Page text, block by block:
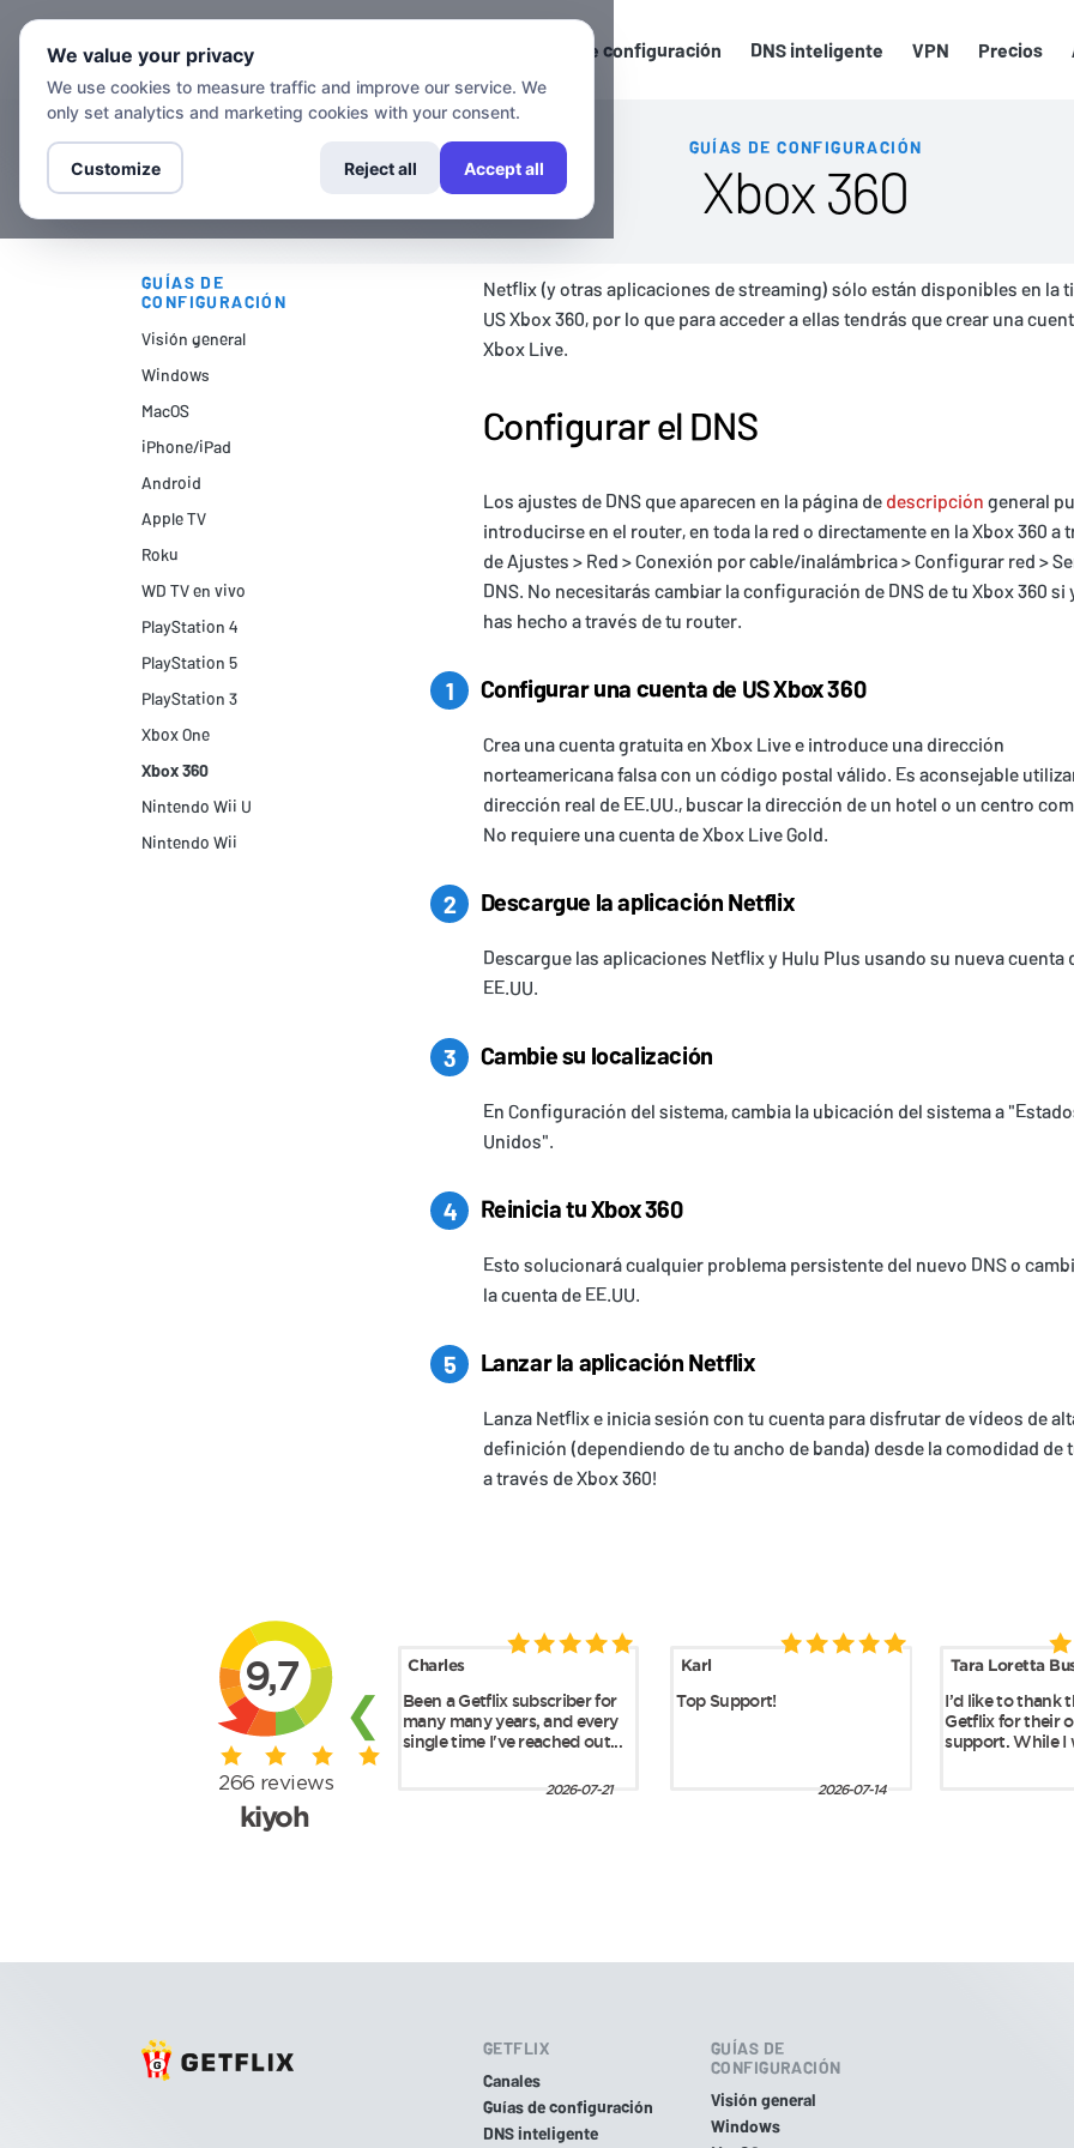
Guías de configuración DNS inteligente VPN Precios
GUÍAS DE CONFIGURACIÓN
Xbox 360
GUÍAS DE
CONFIGURACIÓN
Visión general
Windows
MacOS
iPhone/iPad
Android
Apple TV
Roku
WD TV en vivo
PlayStation 4
PlayStation 5
PlayStation 3
Xbox One
Xbox 360
Nintendo Wii U
Nintendo Wii
Netflix (y otras aplicaciones de streaming) sólo están disponibles en la
US Xbox 360, por lo que para acceder a ellas tendrás que crear una
Xbox Live.
Configurar el DNS
Los ajustes de DNS que aparecen en la página de descripción general
introducirse en el router, en toda la red o directamente en la Xbox 360 a
de Ajustes > Red > Conexión por cable/inalámbrica > Configurar red >
DNS. No necesitarás cambiar la configuración de DNS de tu Xbox 360 si
has hecho a través de tu router.
1 Configurar una cuenta de US Xbox 360
Crea una cuenta gratuita en Xbox Live e introduce una dirección
norteamericana falsa con un código postal válido. Es aconsejable
dirección real de EE.UU., buscar la dirección de un hotel o un centro
No requiere una cuenta de Xbox Live Gold.
2 Descargue la aplicación Netflix
Descargue las aplicaciones Netflix y Hulu Plus usando su nueva cuenta
EE.UU.
3 Cambie su localización
En Configuración del sistema, cambia la ubicación del sistema a
Unidos".
4 Reinicia tu Xbox 360
Esto solucionará cualquier problema persistente del nuevo DNS o
la cuenta de EE.UU.
5 Lanzar la aplicación Netflix
Lanza Netflix e inicia sesión con tu cuenta para disfrutar de vídeos de
definición (dependiendo de tu ancho de banda) desde la comodidad de
a través de Xbox 360!
GETFLIX
Canales
Guías de configuración
DNS inteligente
GUÍAS DE
CONFIGURACIÓN
Visión general
Windows
We value your privacy
We use cookies to measure traffic and improve our service. We
only set analytics and marketing cookies with your consent.
Customize Reject all Accept all